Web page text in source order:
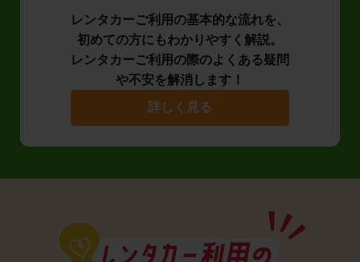
レンタカーご利用の基本的な流れを、
初めての方にもわかりやすく解説。
レンタカーご利用の際のよくある疑問
や不安を解消します！
詳しく見る